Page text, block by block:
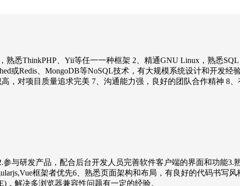
悉ThinkPHP、Yii等任一一种框架 2、精通GNU Linux，熟悉
或Redis、MongoDB等NoSQL技术，有大规模系统设计和开发
，对项目质量追求完美 7、沟通能力强，良好的团队合作精神 8
与研发产品，配合后台开发人员完善软件客户端的界面和功能3.
框架者优先6、熟悉页面架构和布局，有良好的代码书写
，解决多浏览器兼容性问题有一定的经验。